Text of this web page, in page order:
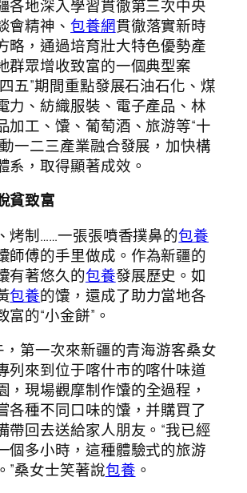
各地深入學習貫徹第三次中央
會精神、 包養網貫徹落實新時
略，通過培育壯大特色優勢產
群眾增收致富的一個典型案
五”期間重點發展石油石化、煤
力、紡織服裝、電子產品、林
加工、馕、葡萄酒、旅游等“十
一二三產業融合發展，加快構
系，取得顯著成效。
貧致富
烤制……一張張噴香撲鼻的包養
師傅的手里做成。作為新疆的
有著悠久的包養發展歷史。如
包養的馕，還成了助力當地各
的“小金餅”。
第一次來新疆的青海游客桑女
列來到位于喀什市的喀什味道
，現場觀摩制作馕的全過程，
各種不同口味的馕，并購買了
帶回去送給家人朋友。“我已經
個多小時，這種體驗式的旅游
”桑女士笑著說包養 。